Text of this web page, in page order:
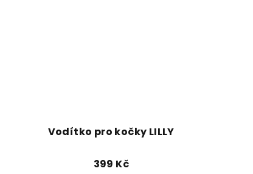
Vodítko pro kočky LILLY
399 Kč